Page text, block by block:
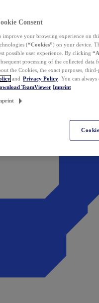
Consent
improve your browsing experience on
(“Cookies”) on your device.
possible user experience. By clicking
processing of the collected
the Cookies, the exact purposes,
and Privacy Policy . You can
TeamViewer Imprint